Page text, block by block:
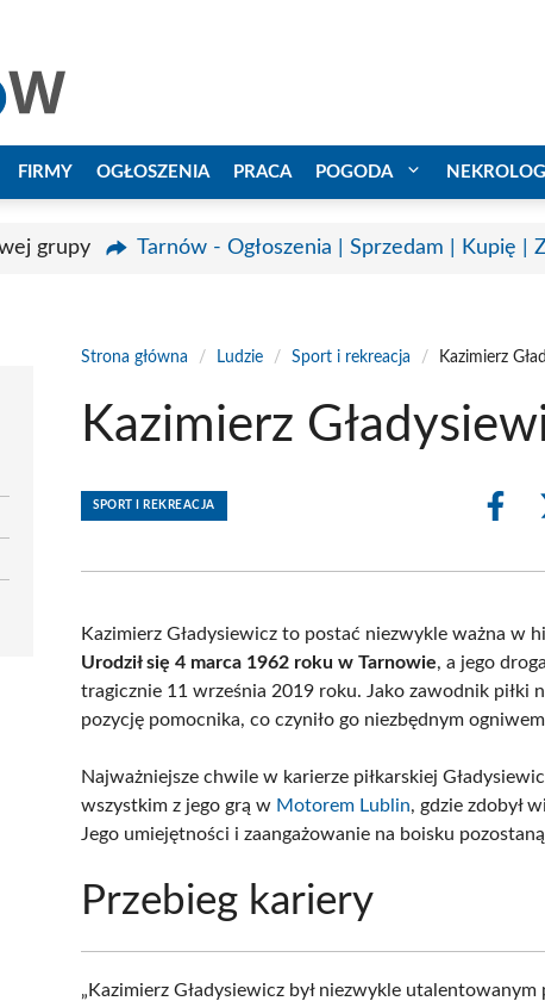
FIRMY OGŁOSZENIA PRACA POGODA NEKROLOGI
grupy Tarnów - Ogłoszenia | Sprzedam | Kupię |
Strona główna / Ludzie / Sport i rekreacja / Kazimierz
Kazimierz
SPORT I REKREACJA
Share
Kazimierz Gładysiewicz to postać niezwykle ważna w
Urodził się 4 marca 1962 roku w Tarnowie, a jego
tragicznie 11 września 2019 roku. Jako zawodnik piłki
pozycję pomocnika, co czyniło go niezbędnym
Najważniejsze chwile w karierze piłkarskiej
wszystkim z jego grą w Motorem Lublin, gdzie zdobył
Jego umiejętności i zaangażowanie na boisku
Przebieg kariery
„Kazimierz Gładysiewicz był niezwykle